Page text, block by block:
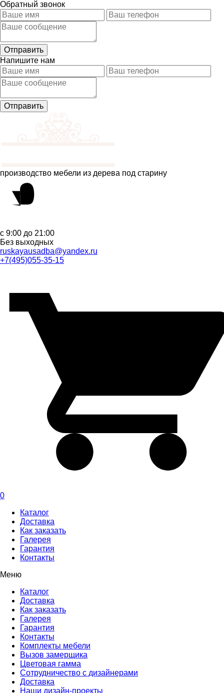
Обратный звонок
Напишите нам
производство мебели из дерева под старину
с 9:00 до 21:00
Без выходных
ruskayausadba@yandex.ru
+7(495)055-35-15
0
Каталог
Доставка
Как заказать
Галерея
Гарантия
Контакты
Меню
Каталог
Доставка
Как заказать
Галерея
Гарантия
Контакты
Комплекты мебели
Вызов замерщика
Цветовая гамма
Сотрудничество с дизайнерами
Доставка
Наши дизайн-проекты